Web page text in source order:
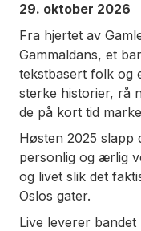
29. oktober 2026
Fra hjertet av
Gammaldans, et
tekstbasert folk og
sterke historier, rå
de på kort tid
Høsten 2025 slapp
personlig og ærlig
og livet slik det
Oslos gater.
Live leverer